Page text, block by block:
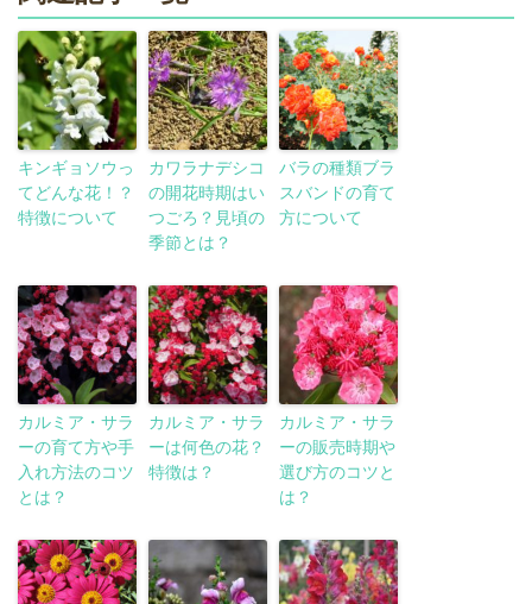
キンギョソウっ
てどんな花！？
特徴について
カワラナデシコ
の開花時期はい
つごろ？見頃の
季節とは？
バラの種類ブラ
スバンドの育て
方について
カルミア・サラ
ーの育て方や手
入れ方法のコツ
とは？
カルミア・サラ
ーは何色の花？
特徴は？
カルミア・サラ
ーの販売時期や
選び方のコツと
は？